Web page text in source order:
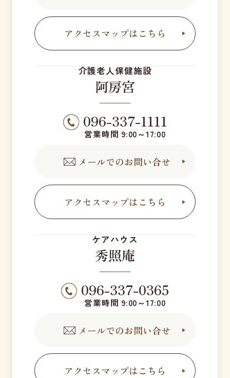
アクセスマップはこちら
介護老人保健施設
阿房宮
096-337-1111
営業時間 9:00～17:00
メールでのお問い合せ
アクセスマップはこちら
ケアハウス
秀照庵
096-337-0365
営業時間 9:00～17:00
メールでのお問い合せ
アクセスマップはこちら